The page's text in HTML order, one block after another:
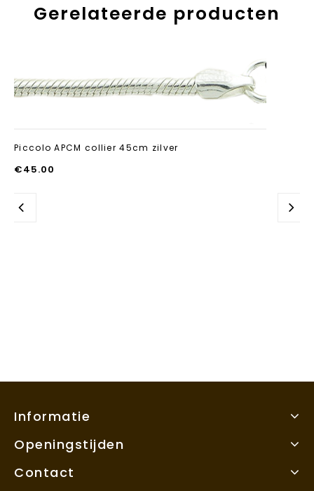
Gerelateerde producten
Piccolo APCM collier 45cm zilver
€45.00
Informatie
Openingstijden
Contact